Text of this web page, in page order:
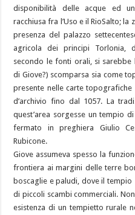
disponibilità delle acque ed
racchiusa fra l’Uso e il RioSalto;
presenza del palazzo
agricola dei principi Torlonia,
secondo le fonti orali, si sarebbe
di Giove?) scomparsa sia come
presente nelle carte
d’archivio fino dal 1057. La
quest’area sorgesse un tempio
fermato in preghiera Giulio
Rubicone.
Giove assumeva spesso la
frontiera ai margini delle terre
boscaglie e paludi, dove il
di piccoli scambi commerciali.
esistenza di un tempietto rurale